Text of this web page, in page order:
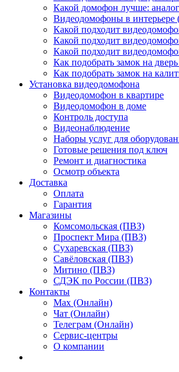
Какой домофон лучше:
Видеодомофоны в интерьере
Какой подходит
Какой подходит
Какой подходит
Как подобрать замок на
Как подобрать замок на
Установка видеодомофона
Видеодомофон в квартире
Видеодомофон в доме
Контроль доступа
Видеонаблюдение
Наборы услуг для
Готовые решения под ключ
Ремонт и диагностика
Осмотр объекта
Доставка
Оплата
Гарантия
Магазины
Комсомольская (ПВЗ)
Проспект Мира (ПВЗ)
Сухаревская (ПВЗ)
Савёловская (ПВЗ)
Митино (ПВЗ)
СДЭК по России (ПВЗ)
Контакты
Max (Онлайн)
Чат (Онлайн)
Телеграм (Онлайн)
Сервис-центры
О компании